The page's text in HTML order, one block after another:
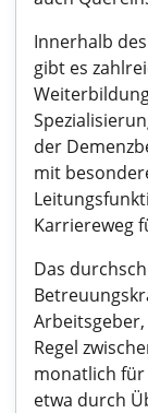
Innerhalb
gibt es
der
mit
Karriereweg
Das
Regel
monatlich für
etwa durch